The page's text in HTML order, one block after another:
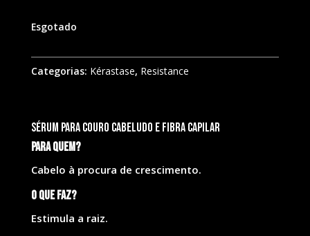
Esgotado
Categorias: Kérastase, Resistance
Sérum para couro cabeludo e fibra capilar
Para quem?
Cabelo à procura de crescimento.
O que faz?
Estimula a raiz.